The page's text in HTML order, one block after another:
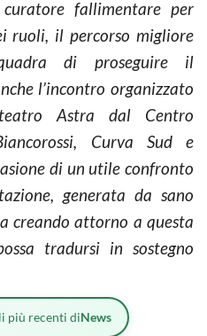
fallimentare per
ruoli, il percorso migliore
di proseguire il
l’incontro organizzato
Astra dal Centro
Curva Sud e
di un utile confronto
generata da sano
creando attorno a questa
tradursi in sostegno
più recenti diNews